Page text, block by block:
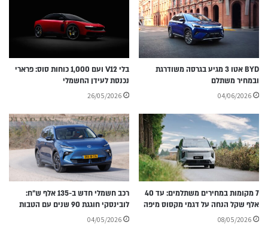
BYD אטו 3 מגיע בגרסה משודרגת
ובמחיר משתלם
04/06/2026
בלי V12 ועם 1,000 כוחות סוס: פרארי
נכנסת לעידן החשמלי
26/05/2026
7 מקומות במחירים משתלמים: עד 40
אלף שקל הנחה על דגמי מקסוס מיפה
08/05/2026
רכב חשמלי חדש ב-135 אלף ש״ח:
לובינסקי חוגגת 90 שנים עם הטבות
04/05/2026